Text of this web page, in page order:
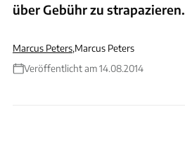
über Gebühr zu strapazieren.
Marcus Peters,Marcus Peters
Veröffentlicht am 14.08.2014